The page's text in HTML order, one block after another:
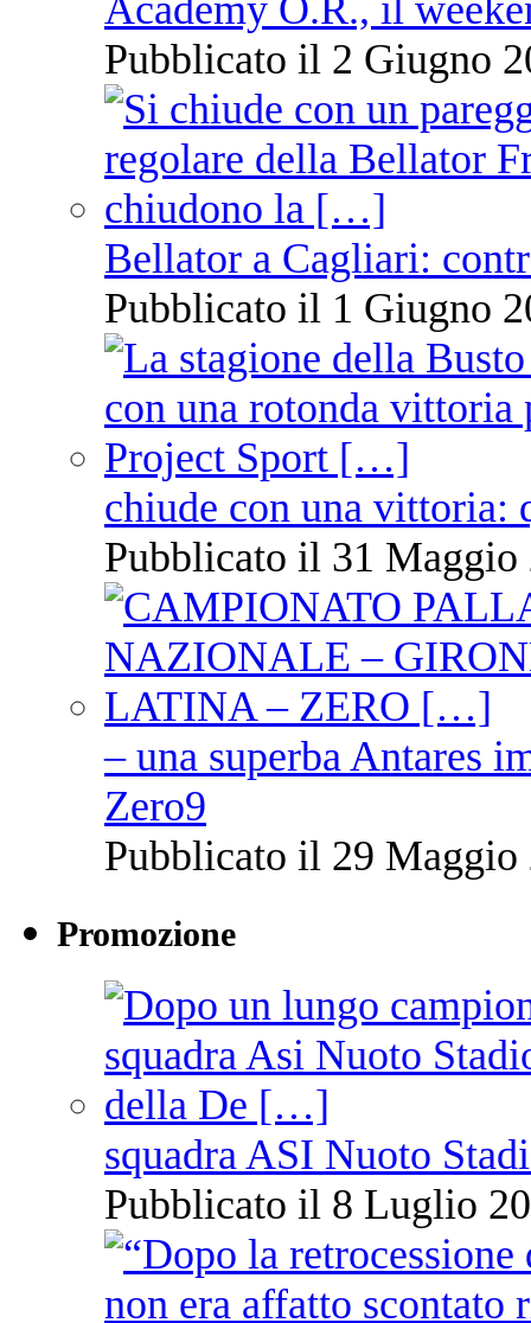
Pubblicato il 2 Giugno
Bellator a Cagliari:
Pubblicato il 1 Giugno
chiude con una vittoria:
Pubblicato il 31 Maggio
– una superba Antares
Zero9
Pubblicato il 29 Maggio
Promozione
squadra ASI Nuoto
Pubblicato il 8 Luglio